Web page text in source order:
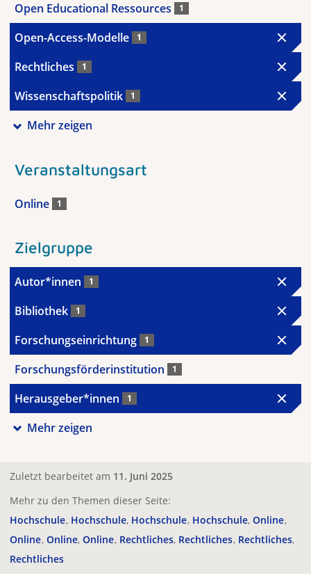
Open Educational Ressources 1
Open-Access-Modelle 1
Rechtliches 1
Wissenschaftspolitik 1
Mehr zeigen
Veranstaltungsart
Online 1
Zielgruppe
Autor*innen 1
Bibliothek 1
Forschungseinrichtung 1
Forschungsförderinstitution 1
Herausgeber*innen 1
Mehr zeigen
Zuletzt bearbeitet am 11. Juni 2025
Mehr zu den Themen dieser Seite:
Hochschule Hochschule Hochschule Hochschule Online
Online Online Online Rechtliches Rechtliches Rechtliches
Rechtliches